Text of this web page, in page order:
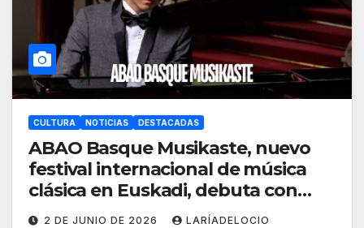
CULTURA NOTICIAS DESTACADAS
ABAO Basque Musikaste, nuevo
festival internacional de música
clásica en Euskadi, debuta con
aforo completo
2 DE JUNIO DE 2026 LARÍADELOCIO